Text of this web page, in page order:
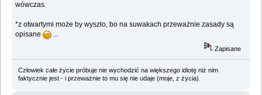
wówczas.
*z otwartymi może by wyszło, bo na suwakach przeważnie zasady są
opisane
...
Zapisane
Człowiek całe życie próbuje nie wychodzić na większego idiotę niż nim
faktycznie jest - i przeważnie to mu się nie udaje (moje, z życia).